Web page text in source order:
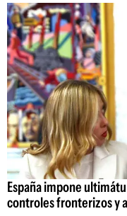
España impone
controles fronterizos y